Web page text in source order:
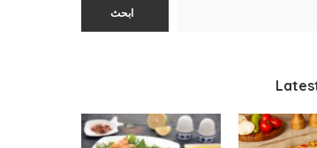
ابحث